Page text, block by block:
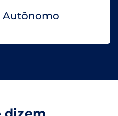
Autônomo